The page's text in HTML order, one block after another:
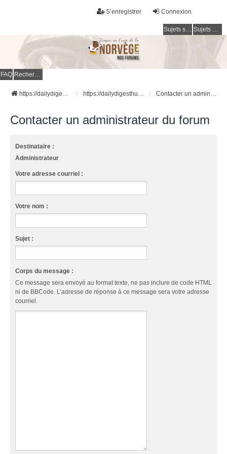
Connexion
S’enregistrer
Sujets sans réponse Sujets actifs
FAQ Rechercher
https://dailydigesthub.com https://dailydigesthub.com Contacter un administrateur du forum
Contacter un administrateur du forum
Destinataire :
Administrateur
Votre adresse courriel :
Votre nom :
Sujet :
Corps du message :
Ce message sera envoyé au format texte, ne pas inclure de code HTML
ni de BBCode. L’adresse de réponse à ce message sera votre adresse
courriel.